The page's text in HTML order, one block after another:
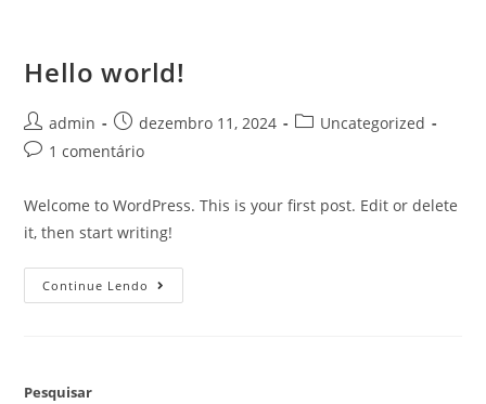
Hello world!
Autor
do
admin
Post
publicado:
dezembro 11, 2024
Categoria
Uncategorized
Comentários
post:
1 comentário
Welcome to WordPress. This is your first post. Edit or delete
it, then start writing!
Continue Lendo Hello
World!
Pesquisar